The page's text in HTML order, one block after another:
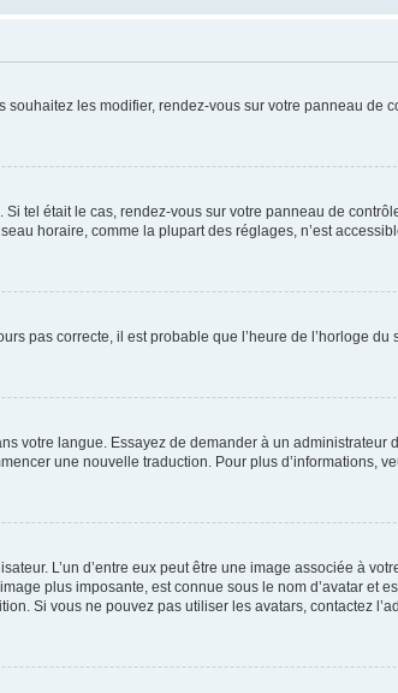
les modifier, rendez-vous sur votre panneau de
tel était le cas, rendez-vous sur votre panneau de
horaire, comme la plupart des réglages, n’est
pas correcte, il est probable que l’heure de l’horloge
votre langue. Essayez de demander à un administrateur
une nouvelle traduction. Pour plus d’informations,
L’un d’entre eux peut être une image associée à
plus imposante, est connue sous le nom d’avatar et
Si vous ne pouvez pas utiliser les avatars, contactez